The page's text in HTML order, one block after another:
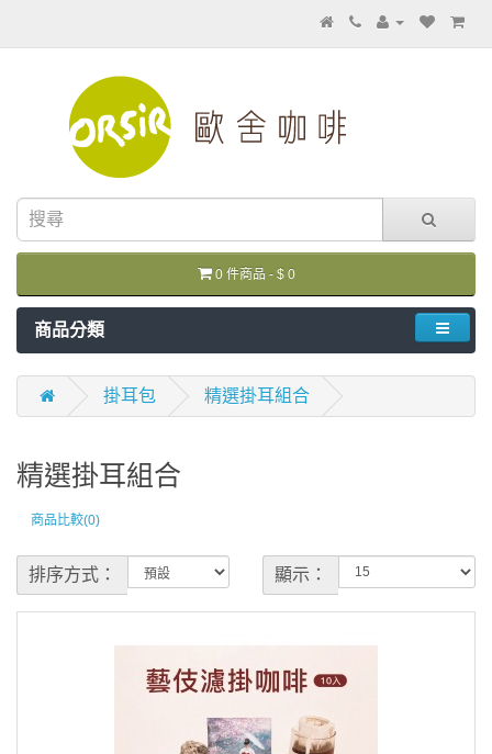
0 件商品 - $ 0
商品分類
掛耳包 精選掛耳組合
精選掛耳組合
商品比較(0)
排序方式： 顯示：